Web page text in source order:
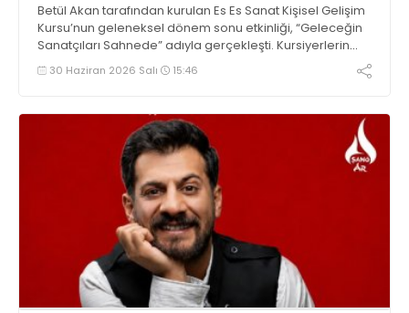
Betül Akan tarafından kurulan Es Es Sanat Kişisel Gelişim
Kursu’nun geleneksel dönem sonu etkinliği, “Geleceğin
Sanatçıları Sahnede” adıyla gerçekleşti. Kursiyerlerin
müthiş performansları büyülerken tüm öğrenci ve
öğretmenler için TEMA Vakfı aracılığıyla toprağa fidan
30 Haziran 2026 Salı 15:46